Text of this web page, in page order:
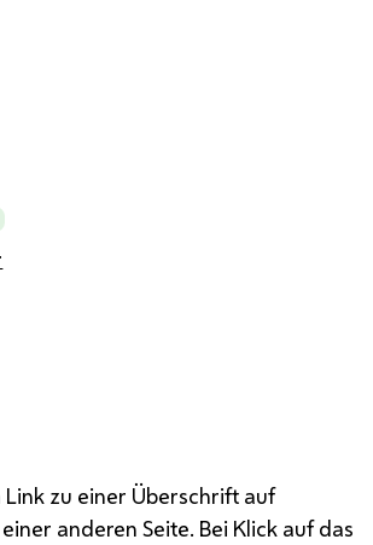
Link zu einer Überschrift auf
anderen Seite. Bei Klick auf das